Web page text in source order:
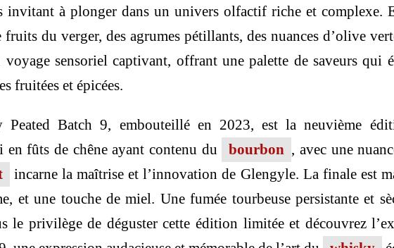
invitant à plonger dans un univers olfactif riche et complexe.
du verger, des agrumes pétillants, des nuances d’olive
voyage sensoriel captivant, offrant une palette de saveurs qui
fruitées et épicées.
Batch 9, embouteillé en 2023, est la neuvième
fûts de chêne ayant contenu du
bourbon , avec une
incarne la maîtrise et l’innovation de Glengyle. La finale est
et une touche de miel. Une fumée tourbeuse persistante et
le privilège de déguster cette édition limitée et découvrez